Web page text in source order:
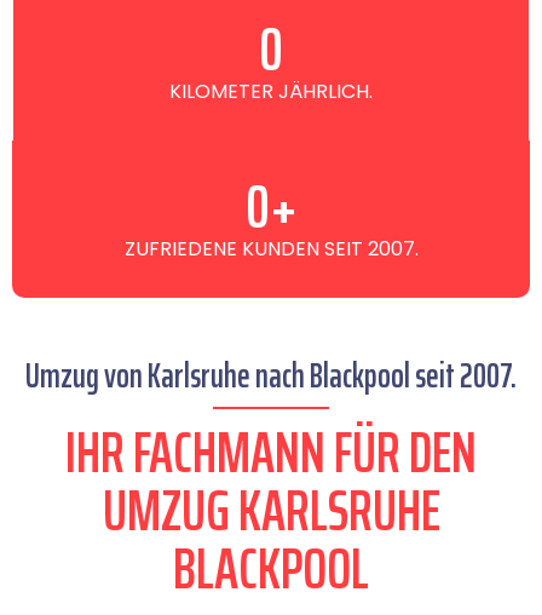
KILOMETER JÄHRLICH.
0
ZUFRIEDENE KUNDEN SEIT 2007.
0+
Umzug von Karlsruhe nach Blackpool seit 2007.
IHR FACHMANN FÜR DEN
UMZUG KARLSRUHE
BLACKPOOL